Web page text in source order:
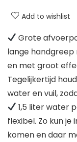
Add to wishlist
Grote
lange
en met groot
Tegelijkertijd
water en vuil,
1,5 liter water
flexibel. Zo kun je
komen en daar